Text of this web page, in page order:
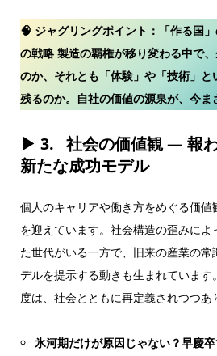
🧠 ジャグリングポイント：
「作る国
の戦略製造の覇権が移り変わる中で
のか、それとも「体験」や「技術」と
残るのか。自社の価値の源泉が、今ま
▶ 3. 社会の価値観 ― 報わ
新たな成功モデル
個人のキャリアや働き方をめぐる価
を迎えています。社会構造の歪みによ
た世代がいる一方で、旧来の産業の
デルを提示する動きも生まれています
度は、社会とともに再定義されつつあ
氷河期だけが原因じゃない？早慶